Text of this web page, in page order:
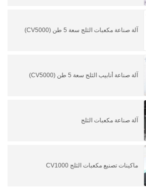
آلة صناعة مكعبات الثلج سعة 5 طن (CV5000)
آلة صناعة أنابيب الثلج سعة 5 طن (CV5000)
آلة صناعة مكعبات الثلج
ماكينات تصنيع مكعبات الثلج CV1000